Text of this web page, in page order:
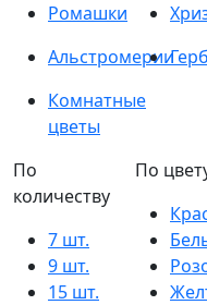
Ромашки
Альстромерии
Комнатные
цветы
По
количеству
7 шт.
9 шт.
15 шт.
По